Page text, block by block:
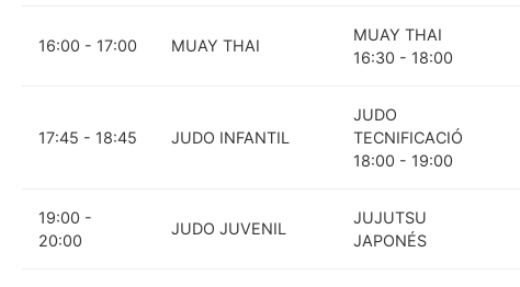
accesibilidad.
16:00 - 17:00 MUAY THAI
MUAY THAI
16:30 - 18:00
17:45 - 18:45 JUDO INFANTIL
JUDO
TECNIFICACIÓ
18:00 - 19:00
19:00 -
20:00
JUDO JUVENIL
JUJUTSU
JAPONÉS